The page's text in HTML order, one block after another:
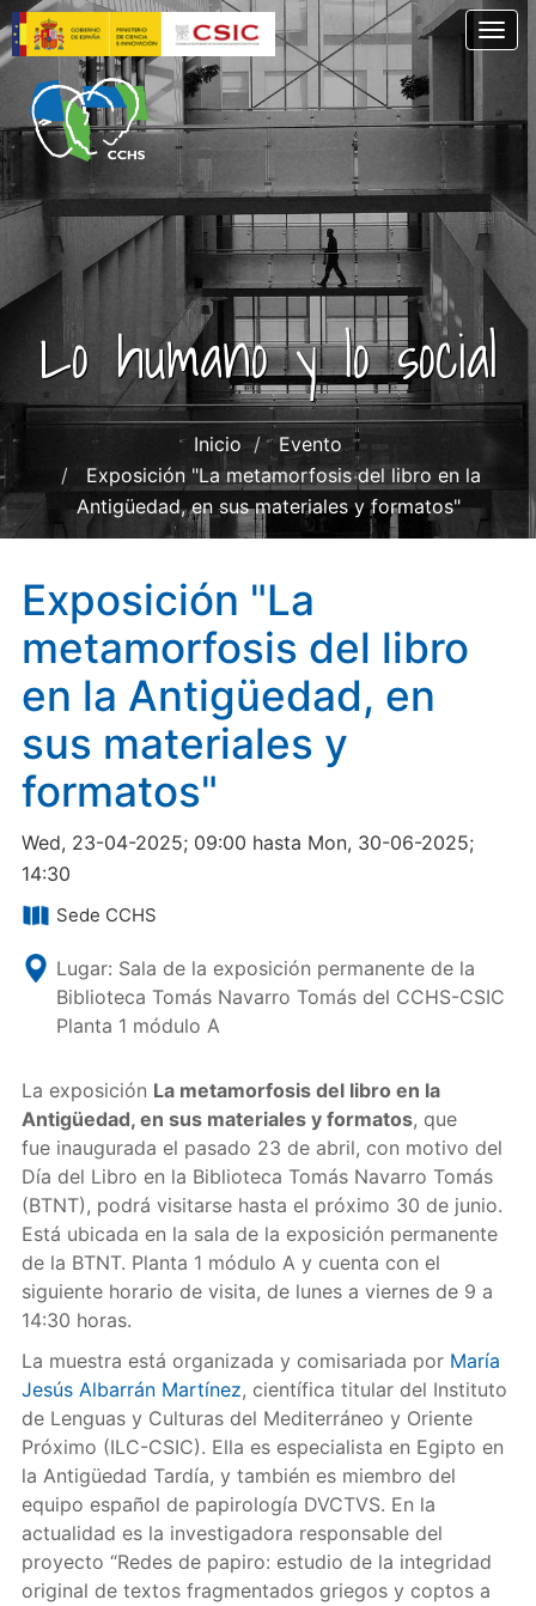
Skip
to
main
content
Lo humano y lo social
Inicio
Evento
Exposición "La metamorfosis del libro en la
Antigüedad, en sus materiales y formatos"
Exposición "La
metamorfosis del libro
en la Antigüedad, en
sus materiales y
formatos"
Wed, 23-04-2025; 09:00 hasta Mon, 30-06-2025;
14:30
Sede CCHS
Lugar: Sala de la exposición permanente de la
Biblioteca Tomás Navarro Tomás del CCHS-CSIC
Planta 1 módulo A
La exposición La metamorfosis del libro en la
Antigüedad, en sus materiales y formatos, que
fue inaugurada el pasado 23 de abril, con motivo del
Día del Libro en la Biblioteca Tomás Navarro Tomás
(BTNT), podrá visitarse hasta el próximo 30 de junio.
Está ubicada en la sala de la exposición permanente
de la BTNT. Planta 1 módulo A y cuenta con el
siguiente horario de visita, de lunes a viernes de 9 a
14:30 horas.
La muestra está organizada y comisariada por María
Jesús Albarrán Martínez, científica titular del Instituto
de Lenguas y Culturas del Mediterráneo y Oriente
Próximo (ILC-CSIC). Ella es especialista en Egipto en
la Antigüedad Tardía, y también es miembro del
equipo español de papirología DVCTVS. En la
actualidad es la investigadora responsable del
proyecto “Redes de papiro: estudio de la integridad
original de textos fragmentados griegos y coptos a